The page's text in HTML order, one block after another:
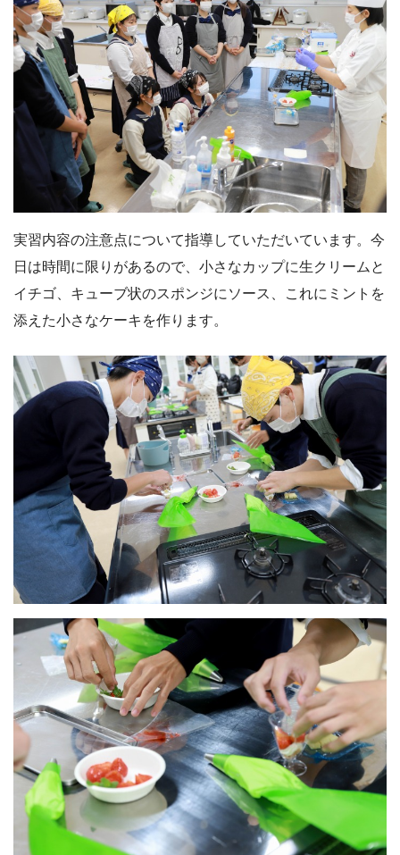
実習内容の注意点について指導していただいています。今
日は時間に限りがあるので、小さなカップに生クリームと
イチゴ、キューブ状のスポンジにソース、これにミントを
添えた小さなケーキを作ります。